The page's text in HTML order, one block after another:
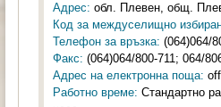
Адрес: обл. Плевен, общ.
Код за междуселищно
Телефон за връзка: (064)064/
Факс: (064)064/800-711; 064/
Адрес на електронна поща:
Работно време: Стандартно